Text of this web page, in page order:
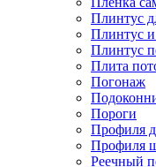
Плинтус
Плинтус
Плинтус
Плита
Погонаж
Пороги
Профиля
Профиля
Реечный